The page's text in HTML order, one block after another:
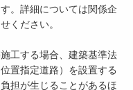
。詳細については関係企
ください。
工する場合、建築基準法
置指定道路）を設置する
担が生じることがあるほ